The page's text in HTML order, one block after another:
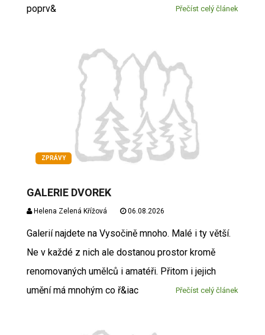
poprv&
Přečíst celý článek
ZPRÁVY
GALERIE DVOREK
Helena Zelená Křížová 06.08.2026
Galerií najdete na Vysočině mnoho. Malé i ty větší.
Ne v každé z nich ale dostanou prostor kromě
renomovaných umělců i amatéři. Přitom i jejich
umění má mnohým co ř&iac
Přečíst celý článek